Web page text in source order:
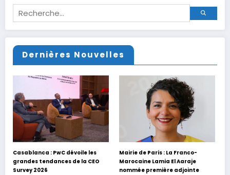
Dernières Nouvelles
Casablanca : PwC dévoile les
grandes tendances de la CEO
Survey 2026
Mairie de Paris : La Franco-
Marocaine Lamia El Aaraje
nommée première adjointe